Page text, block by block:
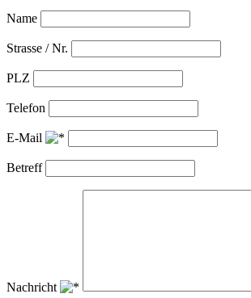
Name
Strasse / Nr.
PLZ
Telefon
E-Mail
Betreff
Nachricht